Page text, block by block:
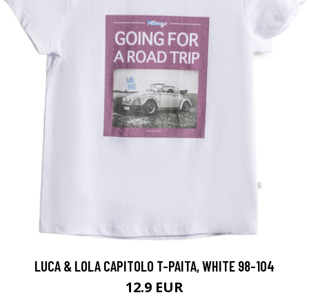
LUCA & LOLA CAPITOLO T-PAITA, WHITE 98-104
12.9 EUR